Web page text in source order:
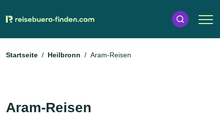
Startseite Heilbronn Aram-Reisen
Aram-Reisen